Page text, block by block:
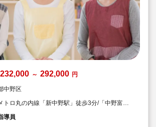
232,000 ～ 292,000 円
中野区
トロ丸の内線「新中野駅」徒歩3分/「中野富士
導員